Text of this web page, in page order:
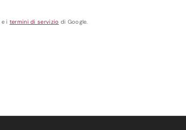
e i termini di servizio di Google.